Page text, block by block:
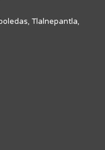
Tlalnepantla,